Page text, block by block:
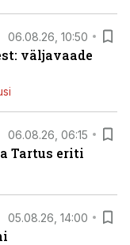
06.08.26, 10:50
väljavaade
06.08.26, 06:15
Tartus eriti
05.08.26, 14:00